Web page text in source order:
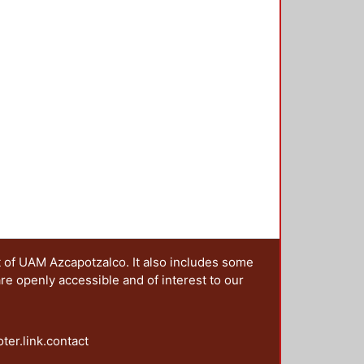
UAM Azcapotzalco. It also includes some
openly accessible and of interest to our